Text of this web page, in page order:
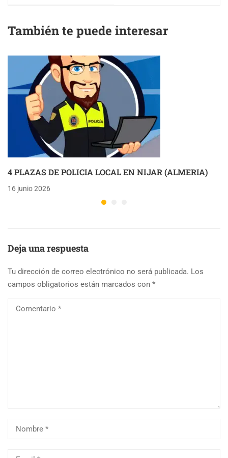
También te puede interesar
4 PLAZAS DE POLICIA LOCAL EN NIJAR (ALMERIA)
16 junio 2026
Deja una respuesta
Tu dirección de correo electrónico no será publicada. Los
campos obligatorios están marcados con *